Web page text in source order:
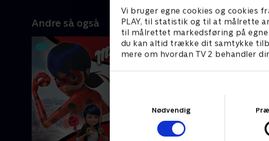
Vi bruger egne cookies og cookies
PLAY, til statistik og til at målrette
til målrettet markedsføring på
du kan altid trække dit samtykke
mere om hvordan TV 2 behandler
Nødvendig
Andre så også